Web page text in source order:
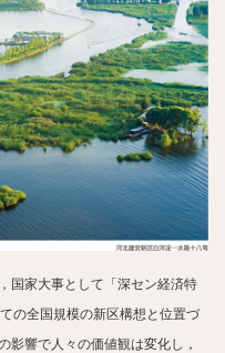
国家大事として「深セン経済特
の全国規模の新区構想と位置づ
影響で人々の価値観は変化し，